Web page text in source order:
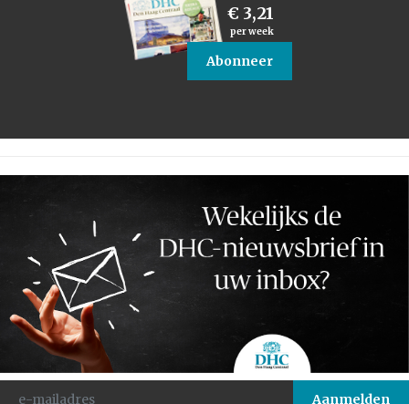
€ 3,21
per week
Abonneer